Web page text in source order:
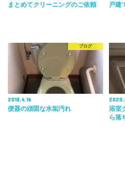
まとめてクリーニングのご依頼
戸建
ブログ
2018.4.16
便器の頑固な水垢汚れ
浴室
ら落